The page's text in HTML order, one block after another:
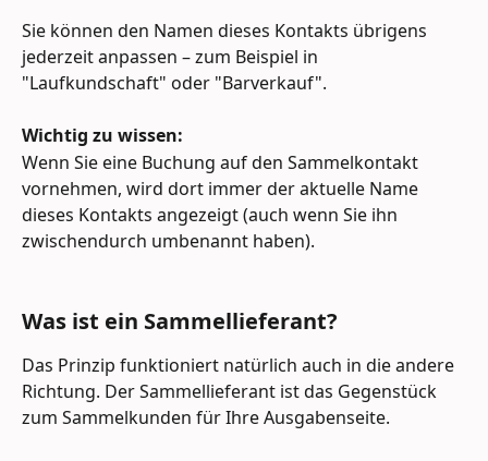
Sie können den Namen dieses Kontakts übrigens
jederzeit anpassen – zum Beispiel in
"Laufkundschaft" oder "Barverkauf".
Wichtig zu wissen:
Wenn Sie eine Buchung auf den Sammelkontakt
vornehmen, wird dort immer der aktuelle Name
dieses Kontakts angezeigt (auch wenn Sie ihn
zwischendurch umbenannt haben).
Was ist ein Sammellieferant?
Das Prinzip funktioniert natürlich auch in die andere
Richtung. Der Sammellieferant ist das Gegenstück
zum Sammelkunden für Ihre Ausgabenseite.